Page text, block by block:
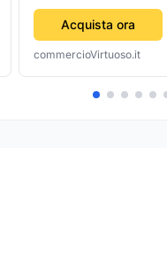
Acquista ora
commercioVirtuoso.it